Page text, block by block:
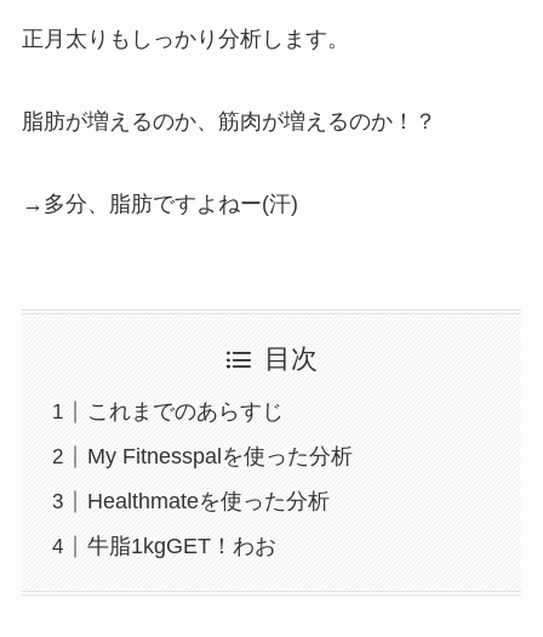
正月太りもしっかり分析します。
脂肪が増えるのか、筋肉が増えるのか！？
→多分、脂肪ですよねー(汗)
目次
これまでのあらすじ
My Fitnesspalを使った分析
Healthmateを使った分析
牛脂1kgGET！わお